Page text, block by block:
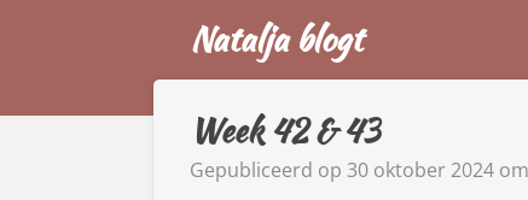
de
Natalja blogt
Week 42 & 43
Gepubliceerd op 30 oktober 2024